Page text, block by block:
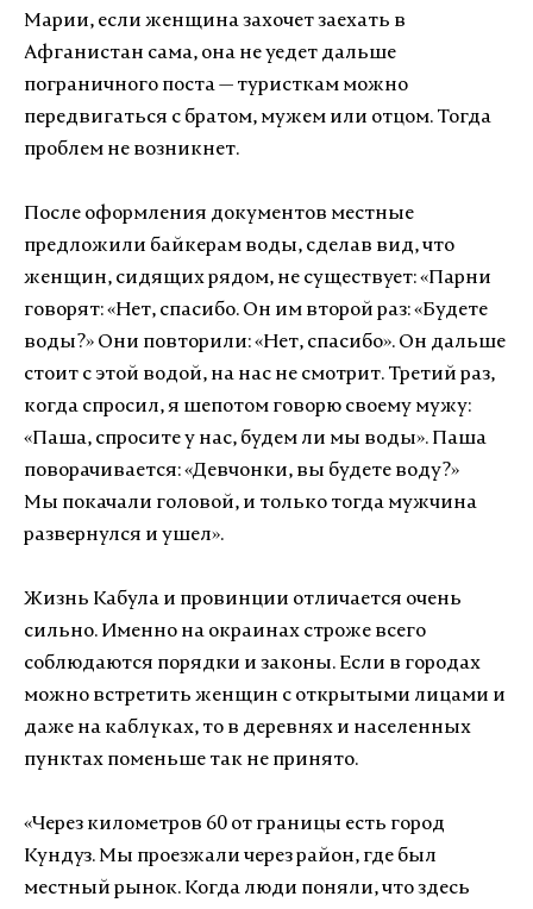
Марии, если женщина захочет заехать в
Афганистан сама, она не уедет дальше
пограничного поста — туристкам можно
передвигаться с братом, мужем или отцом. Тогда
проблем не возникнет.
После оформления документов местные
предложили байкерам воды, сделав вид, что
женщин, сидящих рядом, не существует:«Парни
говорят:«Нет, спасибо. Он им второй раз:«Будете
воды?» Они повторили:«Нет, спасибо». Он дальше
стоит с этой водой, на нас не смотрит. Третий раз,
когда спросил, я шепотом говорю своему мужу:
«Паша, спросите у нас, будем ли мы воды». Паша
поворачивается:«Девчонки, вы будете воду?»
Мы покачали головой, и только тогда мужчина
развернулся и ушел».
Жизнь Кабула и провинции отличается очень
сильно. Именно на окраинах строже всего
соблюдаются порядки и законы. Если в городах
можно встретить женщин с открытыми лицами и
даже на каблуках, то в деревнях и населенных
пунктах поменьше так не принято.
«Через километров 60 от границы есть город
Кундуз. Мы проезжали через район, где был
местный рынок. Когда люди поняли, что здесь